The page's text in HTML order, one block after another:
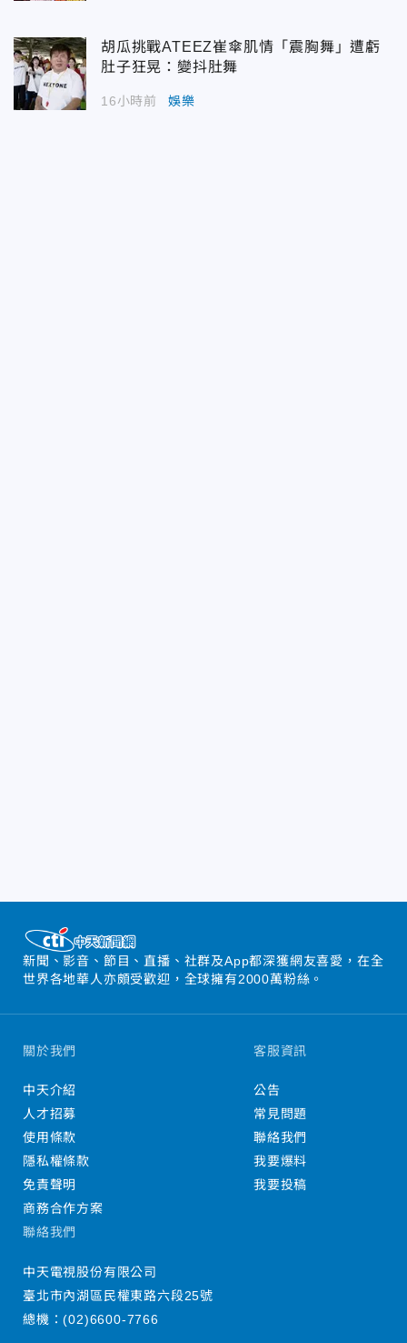
胡瓜挑戰ATEEZ崔傘肌情「震胸舞」遭虧
肚子狂晃：變抖肚舞
16小時前 娛樂
新聞、影音、節目、直播、社群及App都深獲網友喜愛，在全
世界各地華人亦頗受歡迎，全球擁有2000萬粉絲。
關於我們
中天介紹
人才招募
使用條款
隱私權條款
免責聲明
商務合作方案
客服資訊
公告
常見問題
聯絡我們
我要爆料
我要投稿
聯絡我們
中天電視股份有限公司
臺北市內湖區民權東路六段25號
總機：(02)6600-7766